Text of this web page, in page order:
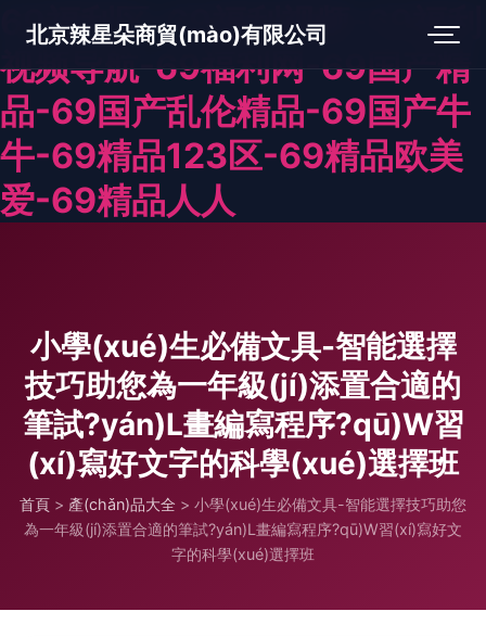
69福利区-69福利视频-69福利
视频导航-69福利网-69国产精
品-69国产乱伦精品-69国产牛
牛-69精品123区-69精品欧美
爱-69精品人人
北京辣星朵商貿(mào)有限公司
小學(xué)生必備文具-智能選擇
技巧助您為一年級(jí)添置合適的
筆試?yán)L畫編寫程序?qū)W習
(xí)寫好文字的科學(xué)選擇班
首頁 > 產(chǎn)品大全 > 小學(xué)生必備文具-智能選擇技巧助您
為一年級(jí)添置合適的筆試?yán)L畫編寫程序?qū)W習(xí)寫好文
字的科學(xué)選擇班